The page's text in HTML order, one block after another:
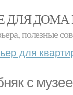
ДЛЯ
полезные
для
с